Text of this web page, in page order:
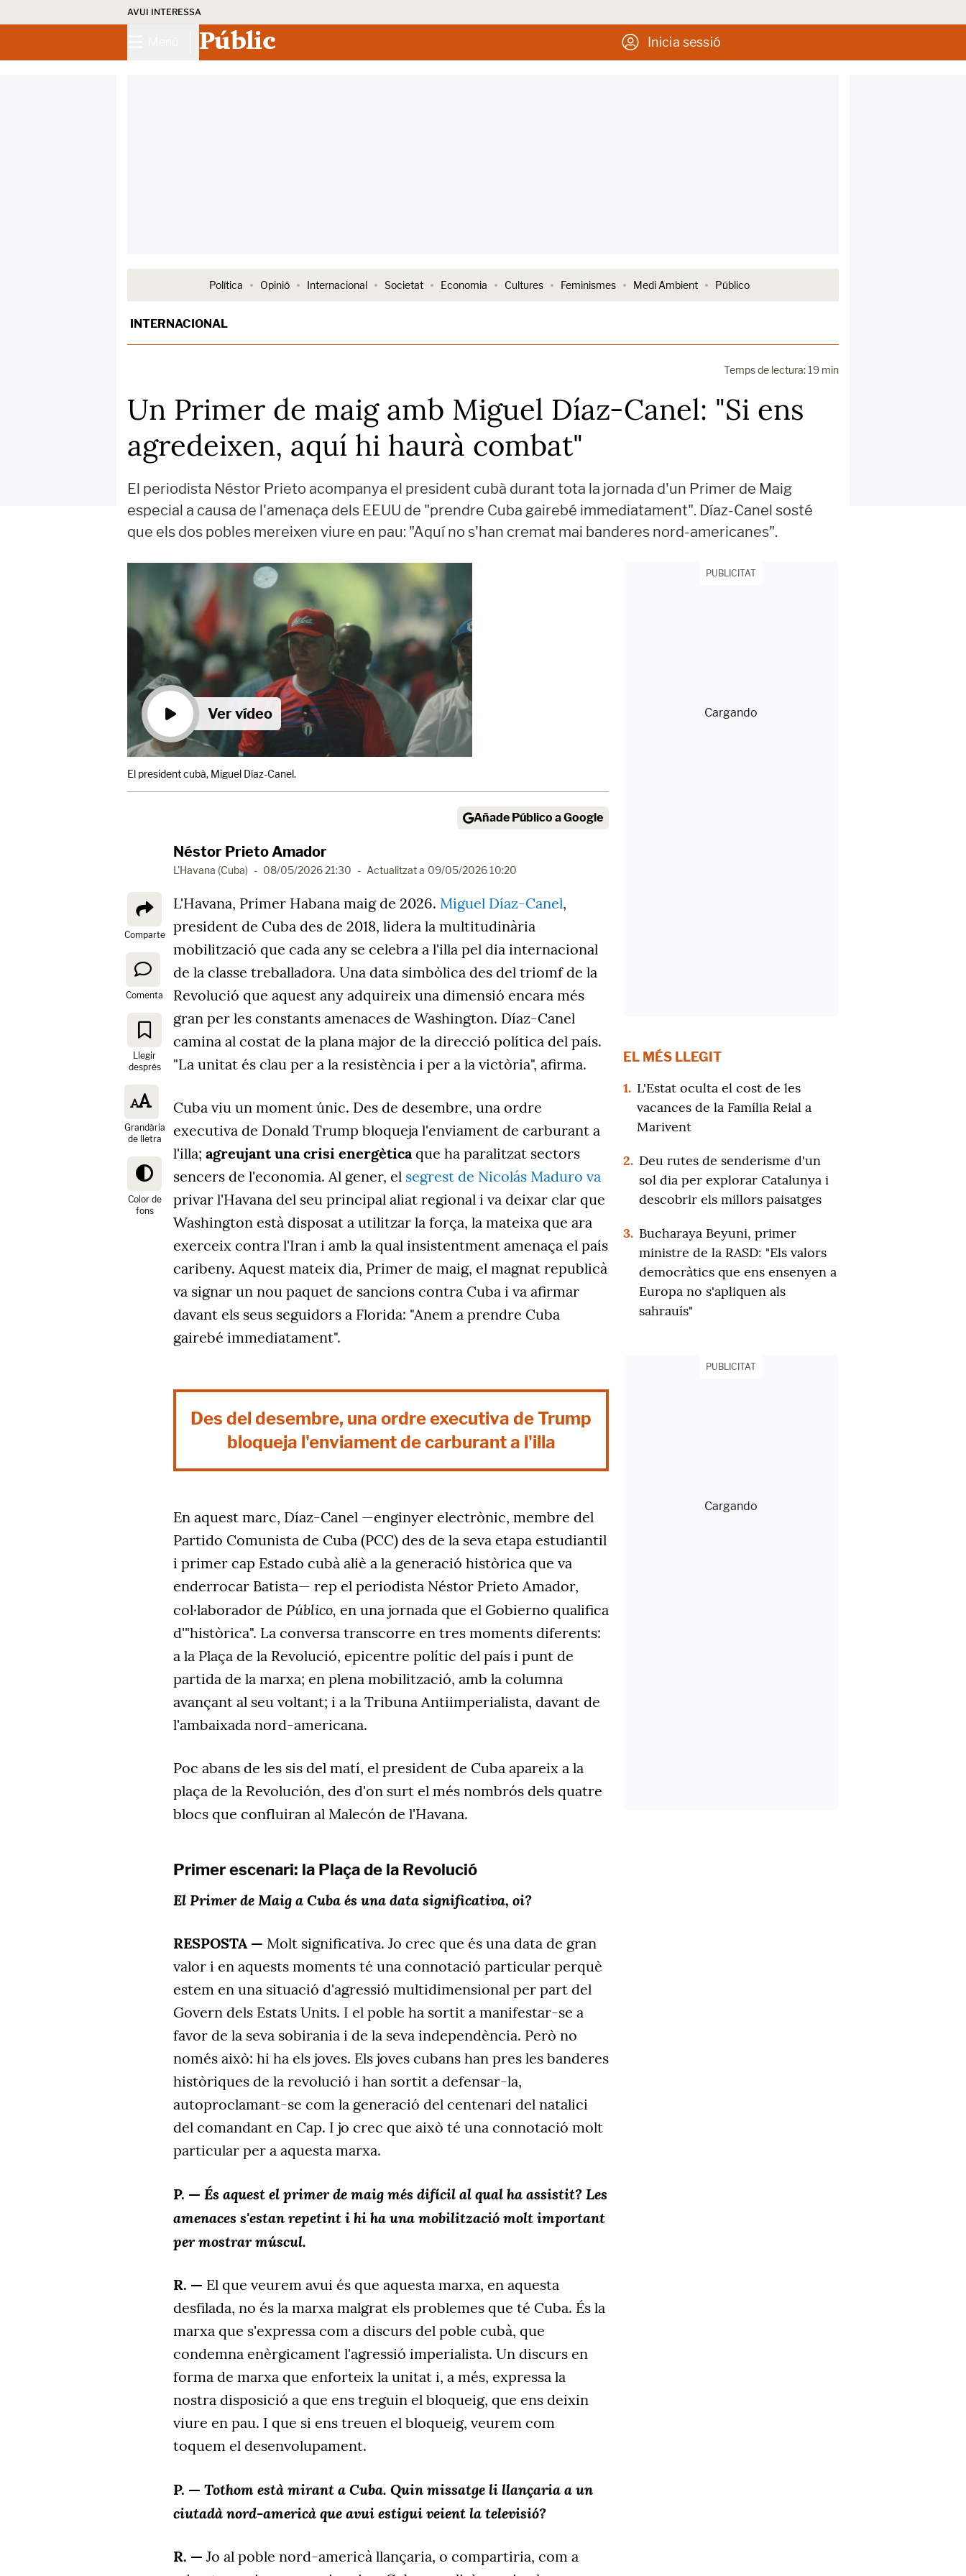
AVUI INTERESSA
Públic Inicia sessió
Política Opinió Internacional Societat Economia Cultures Feminismes Medi Ambient Público
INTERNACIONAL
Temps de lectura: 19 min
Un Primer de maig amb Miguel Díaz-Canel: "Si ens
agredeixen, aquí hi haurà combat"
El periodista Néstor Prieto acompanya el president cubà durant tota la jornada d'un Primer de Maig
especial a causa de l'amenaça dels EEUU de "prendre Cuba gairebé immediatament". Díaz-Canel sosté
que els dos pobles mereixen viure en pau: "Aquí no s'han cremat mai banderes nord-americanes".
Ver vídeo
El president cubà, Miguel Díaz-Canel.
Añade Público a Google
Néstor Prieto Amador
L'Havana (Cuba) - 08/05/2026 21:30 - Actualitzat a 09/05/2026 10:20
Comparte
Comenta
Llegir
després
Grandària
de lletra
Color de
fons
L'Havana, Primer Habana maig de 2026. Miguel Díaz-Canel,
president de Cuba des de 2018, lidera la multitudinària
mobilització que cada any se celebra a l'illa pel dia internacional
de la classe treballadora. Una data simbòlica des del triomf de la
Revolució que aquest any adquireix una dimensió encara més
gran per les constants amenaces de Washington. Díaz-Canel
camina al costat de la plana major de la direcció política del país.
"La unitat és clau per a la resistència i per a la victòria", afirma.
Cuba viu un moment únic. Des de desembre, una ordre
executiva de Donald Trump bloqueja l'enviament de carburant a
l'illa; agreujant una crisi energèticaque ha paralitzat sectors
sencers de l'economia. Al gener, el segrest de Nicolás Maduro va
privar l'Havana del seu principal aliat regional i va deixar clar que
Washington està disposat a utilitzar la força, la mateixa que ara
exerceix contra l'Iran i amb la qual insistentment amenaça el país
caribeny. Aquest mateix dia, Primer de maig, el magnat republicà
va signar un nou paquet de sancions contra Cuba i va afirmar
davant els seus seguidors a Florida: "Anem a prendre Cuba
gairebé immediatament".
Des del desembre, una ordre executiva de Trump
bloqueja l'enviament de carburant a l'illa
En aquest marc, Díaz-Canel —enginyer electrònic, membre del
Partido Comunista de Cuba (PCC) des de la seva etapa estudiantil
i primer cap Estado cubà aliè a la generació històrica que va
enderrocar Batista— rep el periodista Néstor Prieto Amador,
col·laborador de Público, en una jornada que el Gobierno qualifica
d'"històrica". La conversa transcorre en tres moments diferents:
a la Plaça de la Revolució, epicentre polític del país i punt de
partida de la marxa; en plena mobilització, amb la columna
avançant al seu voltant; i a la Tribuna Antiimperialista, davant de
l'ambaixada nord-americana.
Poc abans de les sis del matí, el president de Cuba apareix a la
plaça de la Revolución, des d'on surt el més nombrós dels quatre
blocs que confluiran al Malecón de l'Havana.
Primer escenari: la Plaça de la Revolució
El Primer de Maig a Cuba és una data significativa, oi?
RESPOSTA — Molt significativa. Jo crec que és una data de gran
valor i en aquests moments té una connotació particular perquè
estem en una situació d'agressió multidimensional per part del
Govern dels Estats Units. I el poble ha sortit a manifestar-se a
favor de la seva sobirania i de la seva independència. Però no
només això: hi ha els joves. Els joves cubans han pres les banderes
històriques de la revolució i han sortit a defensar-la,
autoproclamant-se com la generació del centenari del natalici
del comandant en Cap. I jo crec que això té una connotació molt
particular per a aquesta marxa.
P. — És aquest el primer de maig més difícil al qual ha assistit? Les
amenaces s'estan repetint i hi ha una mobilització molt important
per mostrar múscul.
R. — El que veurem avui és que aquesta marxa, en aquesta
desfilada, no és la marxa malgrat els problemes que té Cuba. És la
marxa que s'expressa com a discurs del poble cubà, que
condemna enèrgicament l'agressió imperialista. Un discurs en
forma de marxa que enforteix la unitat i, a més, expressa la
nostra disposició a que ens treguin el bloqueig, que ens deixin
viure en pau. I que si ens treuen el bloqueig, veurem com
toquem el desenvolupament.
P. — Tothom està mirant a Cuba. Quin missatge li llançaria a un
ciutadà nord-americà que avui estigui veient la televisió?
R. — Jo al poble nord-americà llançaria, o compartiria, com a
PUBLICITAT
EL MÉS LLEGIT
1. L'Estat oculta el cost de les
vacances de la Família Reial a
Marivent
2. Deu rutes de senderisme d'un
sol dia per explorar Catalunya i
descobrir els millors paisatges
3. Bucharaya Beyuni, primer
ministre de la RASD: "Els valors
democràtics que ens ensenyen a
Europa no s'apliquen als
sahrauís"
PUBLICITAT